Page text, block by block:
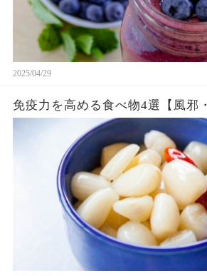
2025/04/29
免疫力を高める食べ物4選【風邪